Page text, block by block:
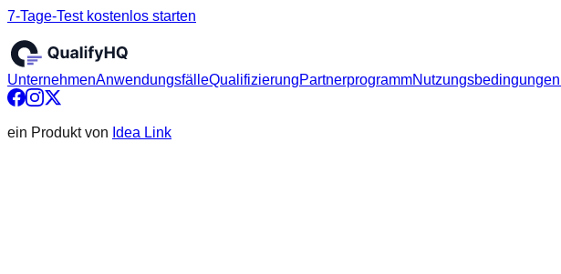
7-Tage-Test kostenlos starten
UnternehmenAnwendungsfälleQualifizierungPartnerprogrammNutzungsbedingungen
ein Produkt von Idea Link